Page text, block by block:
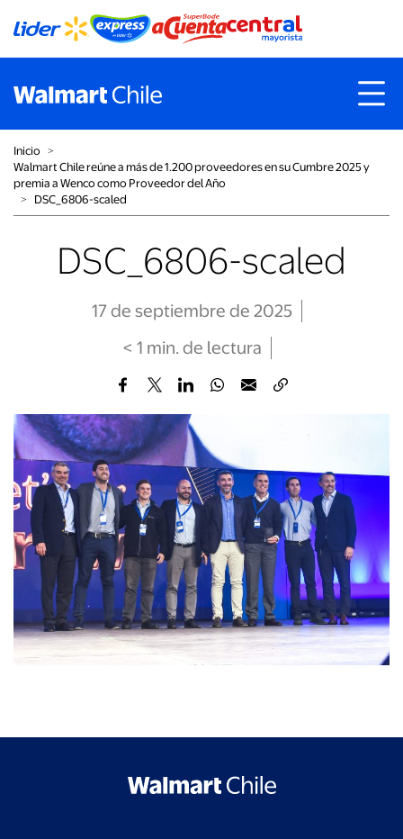
Inicio ˃
Walmart Chile reúne a más de 1.200 proveedores en su Cumbre 2025 y
premia a Wenco como Proveedor del Año
˃
DSC_6806-scaled
DSC_6806-scaled
17 de septiembre de 2025
< 1 min. de lectura